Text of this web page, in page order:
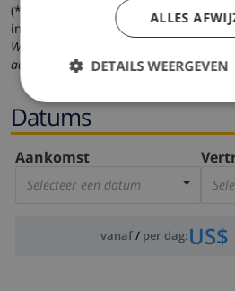
(* de velden met een sterretje
ingevuld )
Wij respecteren uw privacy. Uw
aan derden verstrekt.
Datums
Aankomst
Selecteer een datum
vanaf/ per dag:
ALLES
DETAILS WEERGEVEN